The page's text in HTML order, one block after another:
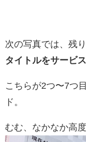
次の写真では、残
タイトルをサービ
こちらが2つ〜7つ
ド。
むむ、なかなか高